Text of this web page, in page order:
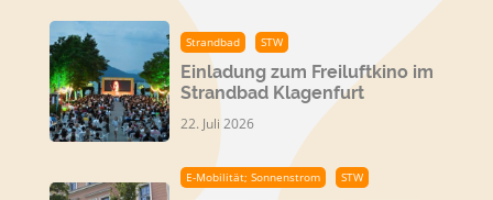
Strandbad STW
Einladung zum Freiluftkino im
Strandbad Klagenfurt
22. Juli 2026
E-Mobilität; Sonnenstrom STW